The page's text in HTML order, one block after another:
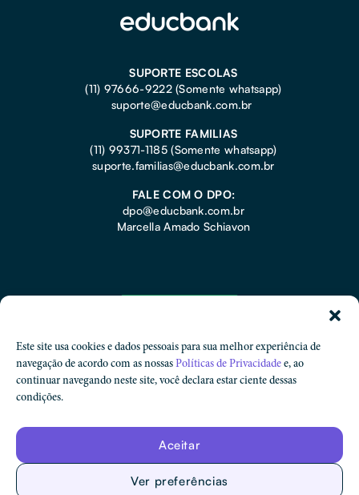
Este site usa cookies e dados pessoais para sua melhor experiência de
navegação de acordo com as nossas Políticas de Privacidade e, ao
continuar navegando neste site, você declara estar ciente dessas
condições.
Aceitar
Ver preferências
SUPORTE ESCOLAS
(11) 97666-9222 (Somente whatsapp)
suporte@educbank.com.br
SUPORTE FAMILIAS
(11) 99371-1185(Somente whatsapp)
suporte.familias@educbank.com.br
FALE COM O DPO:
dpo@educbank.com.br
Marcella Amado Schiavon
Código de Ética e Conduta